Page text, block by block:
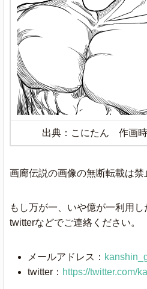
出典：こにたん 作画
画廊伝説の画像の無断転載は禁
もし万が一、いや億が一利用
twitterなどでご連絡ください。
メールアドレス：
twitter： https://twitter.com/